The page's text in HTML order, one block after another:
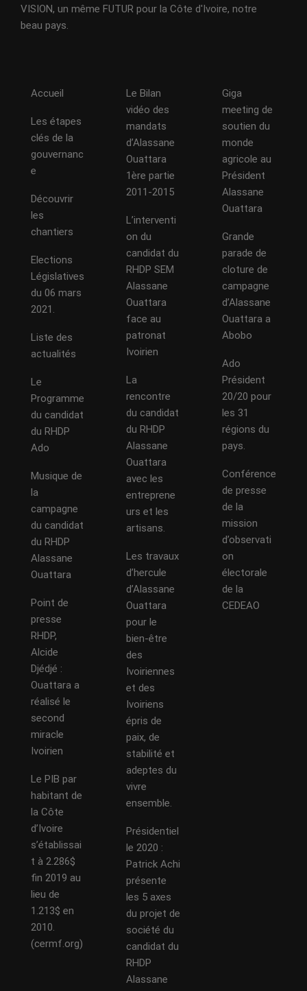
VISION, un même FUTUR pour la Côte d'Ivoire, notre
beau pays.
Accueil
Les étapes
clés de la
gouvernanc
e
Découvrir
les
chantiers
Elections
Législatives
du 06 mars
2021.
Liste des
actualités
Le
Programme
du candidat
du RHDP
Ado
Musique de
la
campagne
du candidat
du RHDP
Alassane
Ouattara
Point de
presse
RHDP,
Alcide
Djédjé :
Ouattara a
réalisé le
second
miracle
Ivoirien
Le PIB par
habitant de
la Côte
d’Ivoire
s’établissai
t à 2.286$
fin 2019 au
lieu de
1.213$ en
2010.
(cermf.org)
Le Bilan
vidéo des
mandats
d’Alassane
Ouattara
1ère partie
2011-2015
L’interventi
on du
candidat du
RHDP SEM
Alassane
Ouattara
face au
patronat
Ivoirien
La
rencontre
du candidat
du RHDP
Alassane
Ouattara
avec les
entreprene
urs et les
artisans.
Les travaux
d’hercule
d’Alassane
Ouattara
pour le
bien-être
des
Ivoiriennes
et des
Ivoiriens
épris de
paix, de
stabilité et
adeptes du
vivre
ensemble.
Présidentiel
le 2020 :
Patrick Achi
présente
les 5 axes
du projet de
société du
candidat du
RHDP
Alassane
Giga
meeting de
soutien du
monde
agricole au
Président
Alassane
Ouattara
Grande
parade de
cloture de
campagne
d’Alassane
Ouattara a
Abobo
Ado
Président
20/20 pour
les 31
régions du
pays.
Conférence
de presse
de la
mission
d’observati
on
électorale
de la
CEDEAO